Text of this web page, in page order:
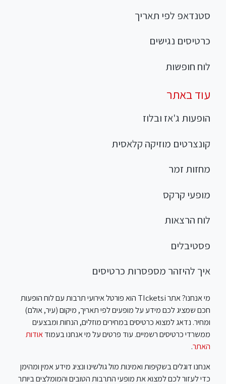
סטנדאפ לפי תאריך
כרטיסים נגישים
לוח חופשות
עוד באתר
הופעות ג'אז ובלוז
קונצרטים מוזיקה קלאסית
מחזות זמר
מופעי קרקס
לוח הרצאות
פסטיבלים
איך להיזהר מספסרות כרטיסים
מי אנחנו? אתר TIcketsi הוא פורטל אירועי תרבות עם לוח הופעות
חכם שמציג לכם מידע על מופעים לפי תאריך, מיקום (עיר, אולם)
ומחיר. נדאג למצוא כרטיסים במחירים מוזלים, הנחות ומבצעים
ממשרדי כרטיסים רשמיים. עוד פרטים על מי אנחנו בעמודאודות
האתר.
אנחנו דוגלים בשקיפות ואמינות מול גולשינו ונציג מידע אמין ומהימן
כדי לעזור לכם למצוא את מופעי התרבות הטובים והמומלצים ביותר